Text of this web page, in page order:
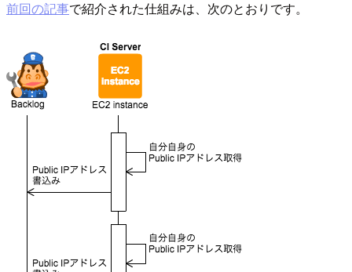
前回の記事で紹介された仕組みは、次のとおりです。